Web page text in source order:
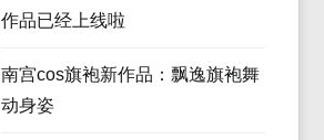
作品已经上线啦
南宫cos旗袍新作品：飘逸旗袍舞
动身姿